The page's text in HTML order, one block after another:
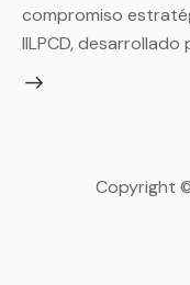
compromiso
IILPCD, desarrollado
Copyright